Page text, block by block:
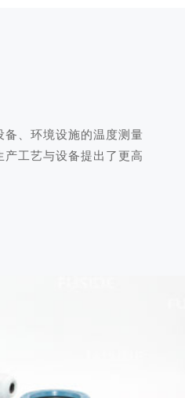
、环境设施的温度测量
工艺与设备提出了更高